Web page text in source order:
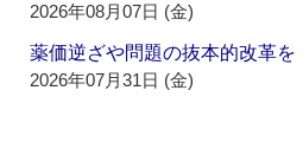
2026年08月07日 (金)
薬価逆ざや問題の抜本的改革を
2026年07月31日 (金)